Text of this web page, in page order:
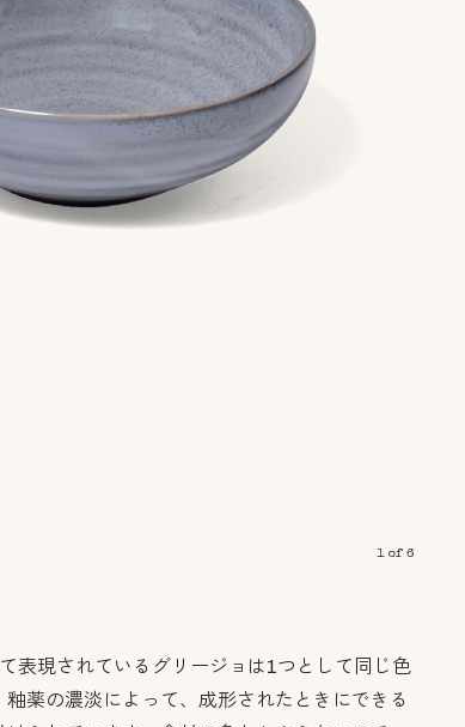
1of 6
表現されているグリージョは1つとして同じ色
薬の濃淡によって、成形されたときにできる